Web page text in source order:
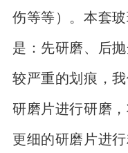
伤等等）。本套
是：先研磨、后
较严重的划痕，
研磨片进行研磨
更细的研磨片进